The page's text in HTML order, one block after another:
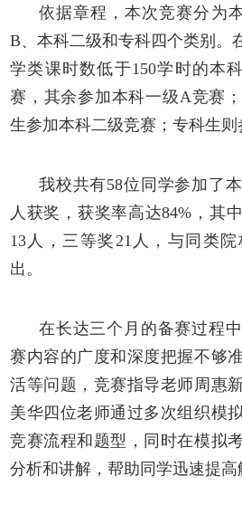
依据章程，本次竞赛分为
B、本科二级和专科四个类别。
学类课时数低于150学时的本
赛，其余参加本科一级A竞赛
生参加本科二级竞赛；专科生则
我校共有58位同学参加了
人获奖，获奖率高达84%，其
13人，三等奖21人，与同类
出。
在长达三个月的备赛过程
赛内容的广度和深度把握不够
活等问题，竞赛指导老师周惠
美华四位老师通过多次组织模
竞赛流程和题型，同时在模拟
分析和讲解，帮助同学迅速提高